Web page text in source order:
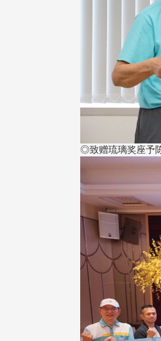
◎致赠琉璃奖座予
校友会于115年6月10日(三)
日(二)，27名校友夥伴一同前
国宁夏省参访，活 ...
台北
「新
领队
姐的精
校友会活动 (系
系友会第3届第4次理监事
3
所
风保
共谱
在连